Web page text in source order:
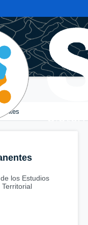
los Estudios